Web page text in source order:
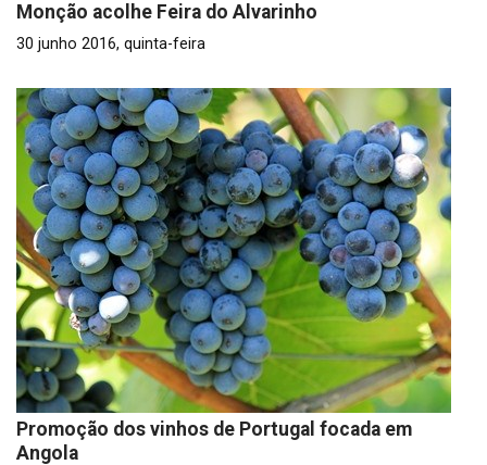
Monção acolhe Feira do Alvarinho
30 junho 2016, quinta-feira
Promoção dos vinhos de Portugal focada em
Angola